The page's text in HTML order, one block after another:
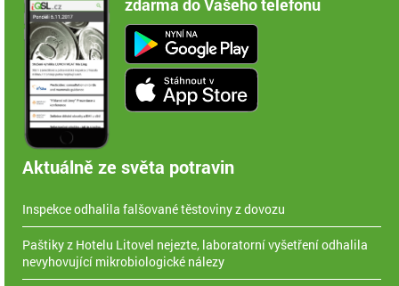
zdarma do Vašeho telefonu
Aktuálně ze světa potravin
Inspekce odhalila falšované těstoviny z dovozu
Paštiky z Hotelu Litovel nejezte, laboratorní vyšetření odhalila
nevyhovující mikrobiologické nálezy